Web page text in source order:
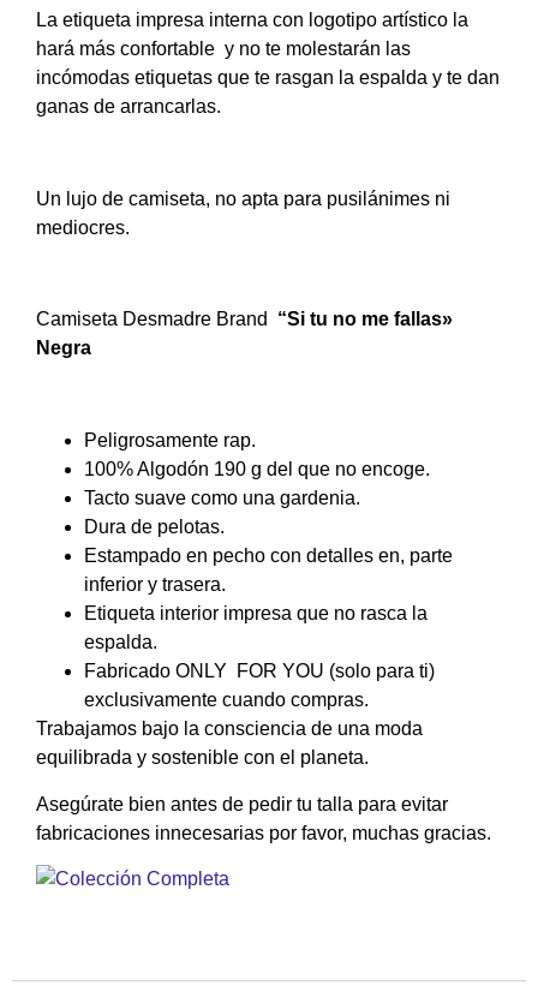
La etiqueta impresa interna con logotipo artístico la
hará más confortable y no te molestarán las
incómodas etiquetas que te rasgan la espalda y te dan
ganas de arrancarlas.
Un lujo de camiseta, no apta para pusilánimes ni
mediocres.
Camiseta Desmadre Brand “Si tu no me fallas»
Negra
Peligrosamente rap.
100% Algodón 190 g del que no encoge.
Tacto suave como una gardenia.
Dura de pelotas.
Estampado en pecho con detalles en, parte
inferior y trasera.
Etiqueta interior impresa que no rasca la
espalda.
Fabricado ONLY FOR YOU (solo para ti)
exclusivamente cuando compras.
Trabajamos bajo la consciencia de una moda
equilibrada y sostenible con el planeta.
Asegúrate bien antes de pedir tu talla para evitar
fabricaciones innecesarias por favor, muchas gracias.